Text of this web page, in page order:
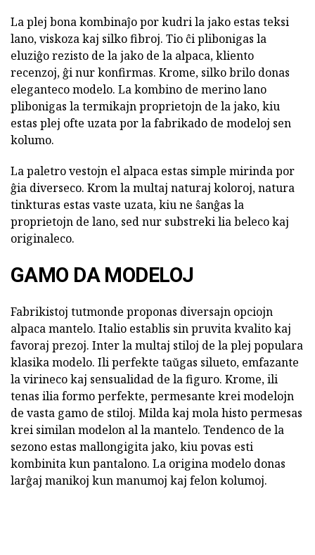
La plej bona kombinaĵo por kudri la jako estas teksi
lano, viskoza kaj silko fibroj. Tio ĉi plibonigas la
eluziĝo rezisto de la jako de la alpaca, kliento
recenzoj, ĝi nur konfirmas. Krome, silko brilo donas
eleganteco modelo. La kombino de merino lano
plibonigas la termikajn proprietojn de la jako, kiu
estas plej ofte uzata por la fabrikado de modeloj sen
kolumo.
La paletro vestojn el alpaca estas simple mirinda por
ĝia diverseco. Krom la multaj naturaj koloroj, natura
tinkturas estas vaste uzata, kiu ne ŝanĝas la
proprietojn de lano, sed nur substreki lia beleco kaj
originaleco.
GAMO DA MODELOJ
Fabrikistoj tutmonde proponas diversajn opciojn
alpaca mantelo. Italio establis sin pruvita kvalito kaj
favoraj prezoj. Inter la multaj stiloj de la plej populara
klasika modelo. Ili perfekte taŭgas silueto, emfazante
la virineco kaj sensualidad de la figuro. Krome, ili
tenas ilia formo perfekte, permesante krei modelojn
de vasta gamo de stiloj. Milda kaj mola histo permesas
krei similan modelon al la mantelo. Tendenco de la
sezono estas mallongigita jako, kiu povas esti
kombinita kun pantalono. La origina modelo donas
larĝaj manikoj kun manumoj kaj felon kolumoj.